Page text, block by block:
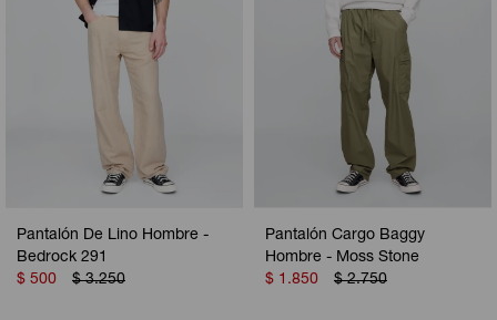
Pantalón De Lino Hombre -
Bedrock 291
$ 500 $ 3.250
Pantalón Cargo Baggy
Hombre - Moss Stone
$ 1.850 $ 2.750